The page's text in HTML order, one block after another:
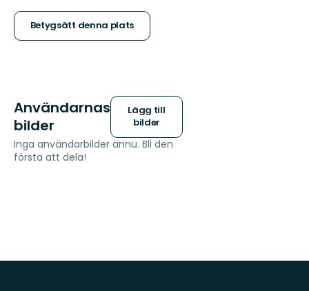
stjärnor
Betygsätt denna plats
Användarnas
bilder
Lägg till
bilder
Inga användarbilder ännu. Bli den
första att dela!